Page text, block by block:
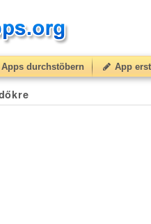
Apps durchstöbern App